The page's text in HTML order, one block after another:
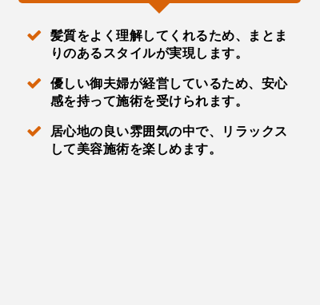
髪質をよく理解してくれるため、まとま
りのあるスタイルが実現します。
優しい御夫婦が経営しているため、安心
感を持って施術を受けられます。
居心地の良い雰囲気の中で、リラックス
して美容施術を楽しめます。